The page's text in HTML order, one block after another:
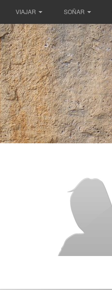
VIAJAR SOÑAR